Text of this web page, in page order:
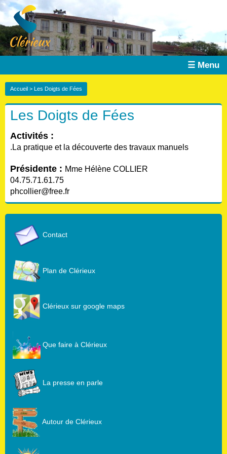
☰ Menu
Accueil > Les Doigts de Fées
Les Doigts de Fées
Activités :
.La pratique et la découverte des travaux manuels
Présidente : Mme Hélène COLLIER
04.75.71.61.75
phcollier@free.fr
Contact
Plan de Clérieux
Clérieux sur google maps
Que faire à Clérieux
La presse en parle
Autour de Clérieux